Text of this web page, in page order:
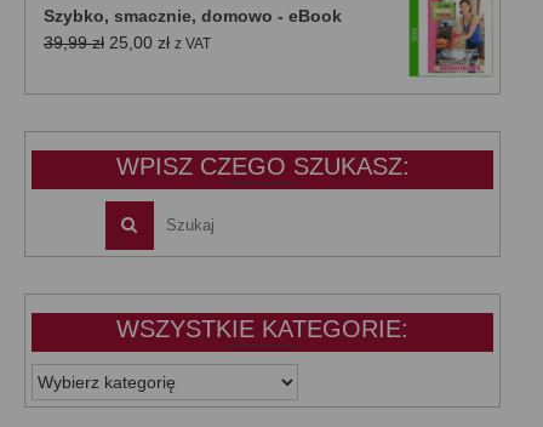
39,99 zł.25,00 zł.
Szybko, smacznie, domowo - eBook
39,99zł Pierwotna
wynosiła:
25,00 złAktualna
wynosi:
z VAT
WPISZ CZEGO SZUKASZ:
WSZYSTKIE KATEGORIE:
WSZYSTKIE
KATEGORIE: